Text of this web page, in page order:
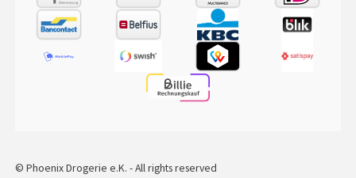
© Phoenix Drogerie e.K. - All rights reserved